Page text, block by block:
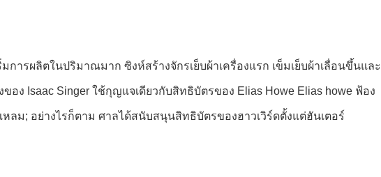
การผลิตในปริมาณมาก ซิงห์สร้างจักรเย็บผ้าเครื่องแรก เข็มเย็บผ้าเลื่อนขึ้นและ
ง Isaac Singer ใช้กุญแจเดียวกับสิทธิบัตรของ Elias Howe Elias howe ฟ้อง
ลม; อย่างไรก็ตาม ศาลได้สนับสนุนสิทธิบัตรของฮาวเวิร์ดตั้งแต่ฮันเตอร์